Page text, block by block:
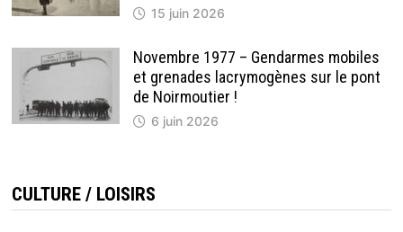
15 juin 2026
Novembre 1977 – Gendarmes mobiles
et grenades lacrymogènes sur le pont
de Noirmoutier !
6 juin 2026
CULTURE / LOISIRS